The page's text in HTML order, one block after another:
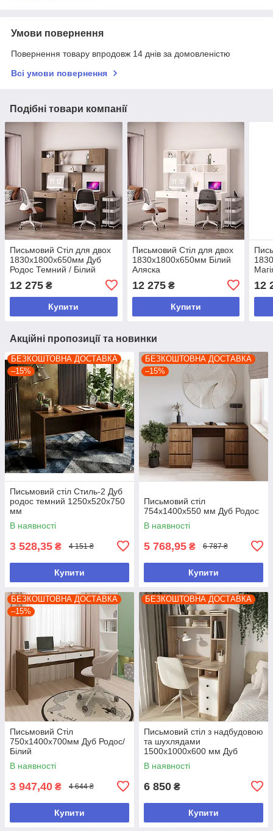
Умови повернення
Повернення товару впродовж 14 днів за домовленістю
Всі умови повернення
Подібні товари компанії
Письмовий Стіл для двох
1830х1800х650мм Дуб
Родос Темний / Білий
12 275 ₴
Купити
Письмовий Стіл для двох
1830х1800х650мм Білий
Аляска
12 275₴
Купити
12
Акційні пропозиції та новинки
БЕЗКОШТОВНА ДОСТАВКА
–15%
Письмовий стіл Стиль-2 Дуб
родос темний 1250х520х750
мм
В наявності
3 528,35 ₴ 4 151 ₴
Купити
БЕЗКОШТОВНА ДОСТАВКА
–15%
Письмовий стіл
754х1400х550 мм Дуб Родос
В наявності
5 768,95 ₴ 6 787 ₴
Купити
БЕЗКОШТОВНА ДОСТАВКА
–15%
Письмовий Стіл
750х1400х700мм Дуб Родос/
Білий
В наявності
3 947,40 ₴ 4 644 ₴
Купити
БЕЗКОШТОВНА ДОСТАВКА
Письмовий стіл з надбудовою
та шухлядами
1500х1000х600 мм Дуб
Сонома/Білий
В наявності
6 850 ₴
Купити